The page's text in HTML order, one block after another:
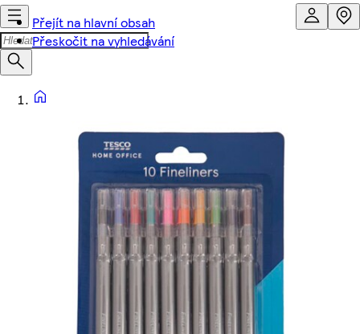
Přejít na hlavní obsah
Přeskočit na vyhledávání